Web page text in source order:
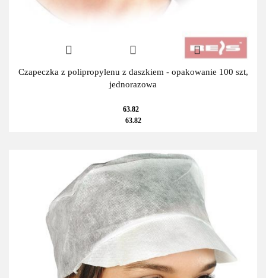
Czapeczka z polipropylenu z daszkiem - opakowanie 100 szt,
jednorazowa
63.82
63.82